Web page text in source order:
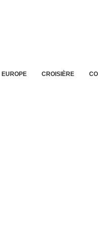
EUROPE CROISIÈRE